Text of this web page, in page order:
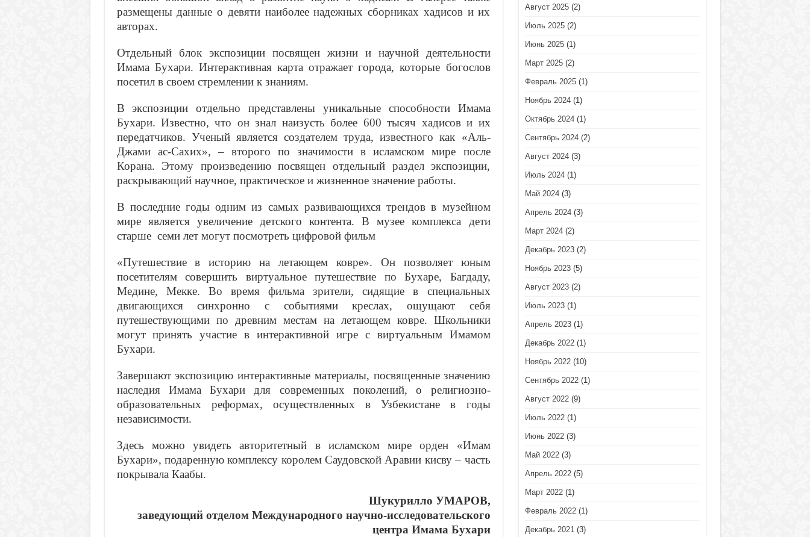
размещены данные о девяти наиболее надежных сборниках хадисов и их
авторах.
Отдельный блок экспозиции посвящен жизни и научной деятельности
Имама Бухари. Интерактивная карта отражает города, которые богослов
посетил в своем стремлении к знаниям.
В экспозиции отдельно представлены уникальные способности Имама
Бухари. Известно, что он знал наизусть более 600 тысяч хадисов и их
передатчиков. Ученый является создателем труда, известного как «Аль-
Джами ас-Сахих», – второго по значимости в исламском мире после
Корана. Этому произведению посвящен отдельный раздел экспозиции,
раскрывающий научное, практическое и жизненное значение работы.
В последние годы одним из самых развивающихся трендов в музейном
мире является увеличение детского контента. В музее комплекса дети
старше семи лет могут посмотреть цифровой фильм
«Путешествие в историю на летающем ковре». Он позволяет юным
посетителям совершить виртуальное путешествие по Бухаре, Багдаду,
Медине, Мекке. Во время фильма зрители, сидящие в специальных
двигающихся синхронно с событиями креслах, ощущают себя
путешествующими по древним местам на летающем ковре. Школьники
могут принять участие в интерактивной игре с виртуальным Имамом
Бухари.
Завершают экспозицию интерактивные материалы, посвященные значению
наследия Имама Бухари для современных поколений, о религиозно-
образовательных реформах, осуществленных в Узбекистане в годы
независимости.
Здесь можно увидеть авторитетный в исламском мире орден «Имам
Бухари», подаренную комплексу королем Саудовской Аравии кисву – часть
покрывала Каабы.
Шукурилло УМАРОВ,
заведующий отделом Международного научно-исследовательского
центра Имама Бухари
Август 2025(2)
Июль 2025(2)
Июнь 2025(1)
Март 2025(2)
Февраль 2025(1)
Ноябрь 2024(1)
Октябрь 2024(1)
Сентябрь 2024(2)
Август 2024(3)
Июль 2024(1)
Май 2024(3)
Апрель 2024(3)
Март 2024(2)
Декабрь 2023(2)
Ноябрь 2023(5)
Август 2023(2)
Июль 2023(1)
Апрель 2023(1)
Декабрь 2022(1)
Ноябрь 2022(10)
Сентябрь 2022(1)
Август 2022(9)
Июль 2022(1)
Июнь 2022(3)
Май 2022(3)
Апрель 2022(5)
Март 2022(1)
Февраль 2022(1)
Декабрь 2021(3)